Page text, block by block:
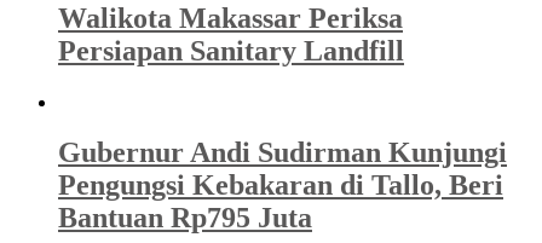
Walikota Makassar Periksa
Persiapan Sanitary Landfill
Gubernur Andi Sudirman Kunjungi
Pengungsi Kebakaran di Tallo, Beri
Bantuan Rp795 Juta